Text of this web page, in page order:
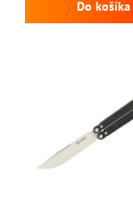
modified spear point má
Do košíka